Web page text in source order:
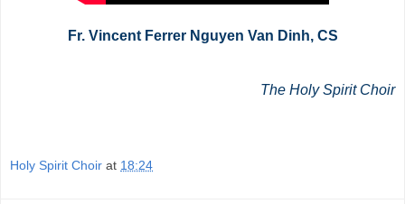
Fr. Vincent Ferrer Nguyen Van Dinh, CS
The Holy Spirit Choir
Holy Spirit Choir at 18:24